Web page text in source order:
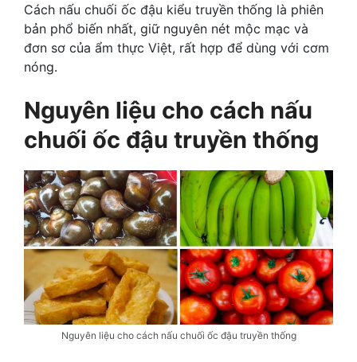
Cách nấu chuối ốc đậu kiểu truyền thống là phiên
bản phổ biến nhất, giữ nguyên nét mộc mạc và
đơn sơ của ẩm thực Việt, rất hợp để dùng với cơm
nóng.
Nguyên liệu cho cách nấu
chuối ốc đậu truyền thống
Nguyên liệu cho cách nấu chuối ốc đậu truyền thống